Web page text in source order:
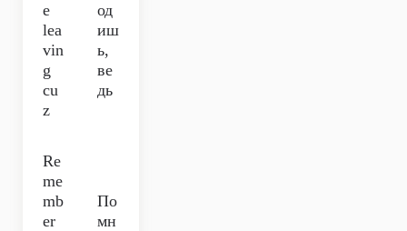
e
lea
vin
g
cu
z
од
иш
ь,
ве
дь
Re
me
mb
er
По
мн